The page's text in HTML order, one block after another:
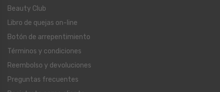
Beauty Club
Libro de quejas on-line
Botón de arrepentimiento
Términos y condiciones
Reembolso y devoluciones
Preguntas frecuentes